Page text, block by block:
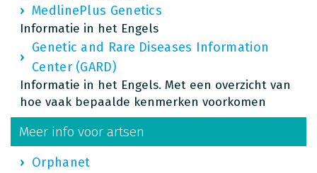
MedlinePlus Genetics
Informatie in het Engels
Genetic and Rare Diseases Information
Center (GARD)
Informatie in het Engels. Met een overzicht van
hoe vaak bepaalde kenmerken voorkomen
Meer info voor artsen
Orphanet